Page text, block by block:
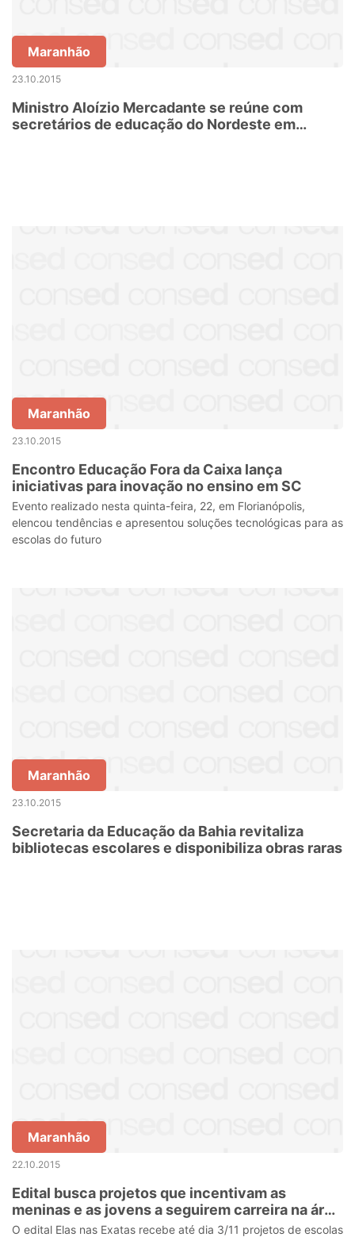
Maranhão
23.10.2015
Ministro Aloízio Mercadante se reúne com
secretários de educação do Nordeste em
Maranhão
23.10.2015
Encontro Educação Fora da Caixa lança
iniciativas para inovação no ensino em SC
Evento realizado nesta quinta-feira, 22, em Florianópolis,
elencou tendências e apresentou soluções tecnológicas para as
escolas do futuro
Maranhão
23.10.2015
Secretaria da Educação da Bahia revitaliza
bibliotecas escolares e disponibiliza obras raras
Maranhão
22.10.2015
Edital busca projetos que incentivam as
meninas e as jovens a seguirem carreira na área
de exatas
O edital Elas nas Exatas recebe até dia 3/11 projetos de escolas